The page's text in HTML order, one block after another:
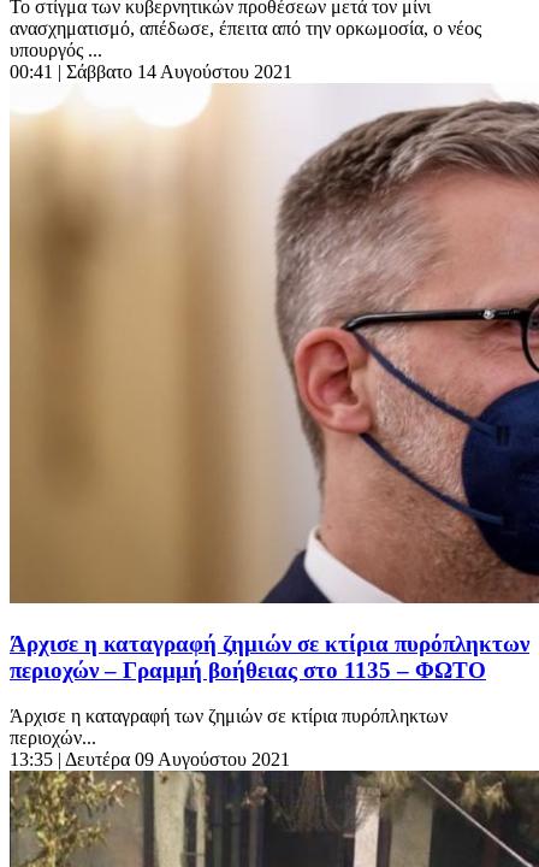
Το στίγμα των κυβερνητικών προθέσεων μετά τον μίνι
ανασχηματισμό, απέδωσε, έπειτα από την ορκωμοσία, ο νέος
υπουργός ...
00:41 | Σάββατο 14 Αυγούστου 2021
Άρχισε η καταγραφή ζημιών σε κτίρια πυρόπληκτων
περιοχών – Γραμμή βοήθειας στο 1135 – ΦΩΤΟ
Άρχισε η καταγραφή των ζημιών σε κτίρια πυρόπληκτων
περιοχών...
13:35 | Δευτέρα 09 Αυγούστου 2021